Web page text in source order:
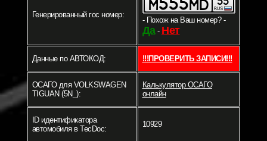
Генерированный гос номер:
- Похож на Ваш номер? -
Да- Нет
Данные по АВТОКОД: !!!ПРОВЕРИТЬ ЗАПИСИ!!!
ОСАГО для VOLKSWAGEN
TIGUAN (5N_):
Калькулятор ОСАГО
онлайн
ID идентификатора
автомобиля в TecDoc:
10929